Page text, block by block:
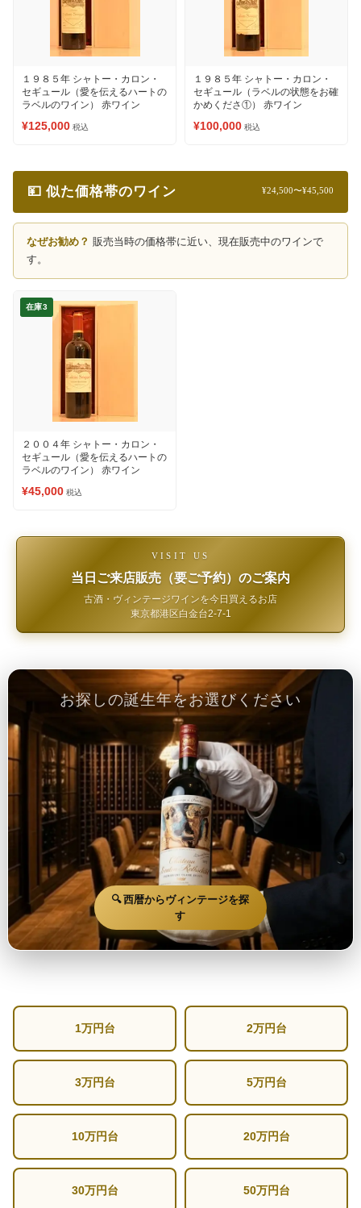
１９８５年 シャトー・カロン・
セギュール（愛を伝えるハートの
ラベルのワイン） 赤ワイン
¥125,000 税込
１９８５年 シャトー・カロン・
セギュール（ラベルの状態をお確
かめくださ①） 赤ワイン
¥100,000 税込
💴 似た価格帯のワイン ¥24,500〜¥45,500
なぜお勧め？ 販売当時の価格帯に近い、現在販売中のワインで
す。
在庫3
２００４年 シャトー・カロン・
セギュール（愛を伝えるハートの
ラベルのワイン） 赤ワイン
¥45,000 税込
VISIT US
当日ご来店販売（要ご予約）のご案内
古酒・ヴィンテージワインを今日買えるお店
東京都港区白金台2-7-1
お探しの誕生年をお選びください
🔍 西暦からヴィンテージを探
す
1万円台 2万円台
3万円台 5万円台
10万円台 20万円台
30万円台 50万円台